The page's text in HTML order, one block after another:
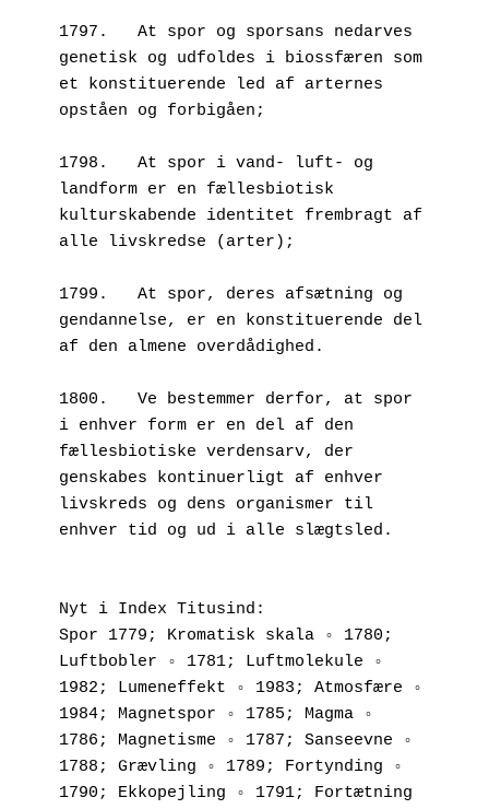
1797.	At spor og sporsans nedarves
genetisk og udfoldes i biossfæren som
et konstituerende led af arternes
opståen og forbigåen;
1798.	At spor i vand- luft- og
landform er en fællesbiotisk
kulturskabende identitet frembragt af
alle livskredse (arter);
1799.	At spor, deres afsætning og
gendannelse, er en konstituerende del
af den almene overdådighed.
1800.	Ve bestemmer derfor, at spor
i enhver form er en del af den
fællesbiotiske verdensarv, der
genskabes kontinuerligt af enhver
livskreds og dens organismer til
enhver tid og ud i alle slægtsled.
Nyt i Index Titusind:
Spor 1779; Kromatisk skala ◦ 1780;
Luftbobler ◦ 1781; Luftmolekule ◦
1982; Lumeneffekt ◦ 1983; Atmosfære ◦
1984; Magnetspor ◦ 1785; Magma ◦
1786; Magnetisme ◦ 1787; Sanseevne ◦
1788; Grævling ◦ 1789; Fortynding ◦
1790; Ekkopejling ◦ 1791; Fortætning